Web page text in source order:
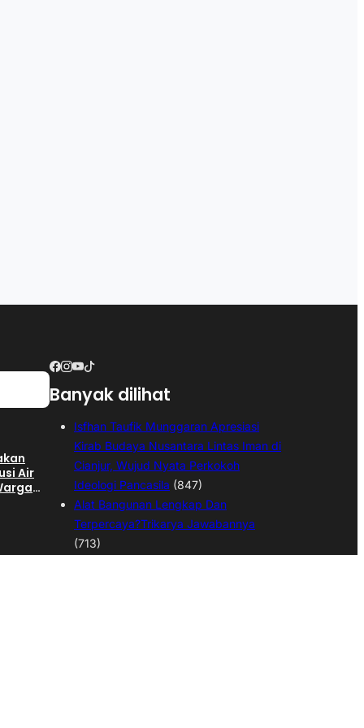
Air
Banyak dilihat
Isfhan Taufik Munggaran Apresiasi
Kirab Budaya Nusantara Lintas Iman di
Cianjur, Wujud Nyata Perkokoh
Ideologi Pancasila (847)
Alat Bangunan Lengkap Dan
Terpercaya?Trikarya Jawabannya
(713)